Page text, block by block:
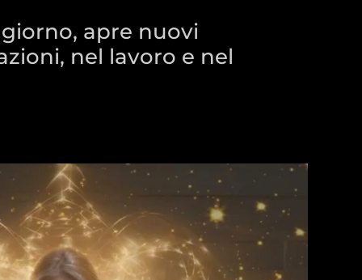
apre nuovi
nel lavoro e nel